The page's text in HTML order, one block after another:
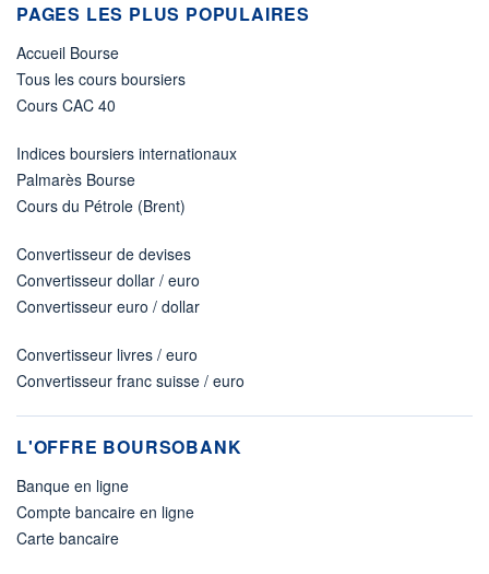
PAGES LES PLUS POPULAIRES
Accueil Bourse
Tous les cours boursiers
Cours CAC 40
Indices boursiers internationaux
Palmarès Bourse
Cours du Pétrole (Brent)
Convertisseur de devises
Convertisseur dollar / euro
Convertisseur euro / dollar
Convertisseur livres / euro
Convertisseur franc suisse / euro
L'OFFRE BOURSOBANK
Banque en ligne
Compte bancaire en ligne
Carte bancaire